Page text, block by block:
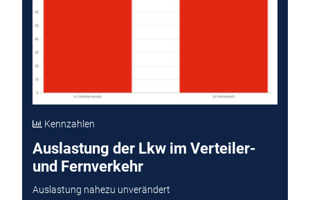
Kennzahlen
Auslastung der Lkw im Verteiler-
und Fernverkehr
Auslastung nahezu unverändert